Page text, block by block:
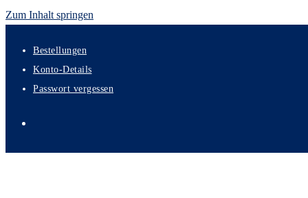
Zum Inhalt springen
Bestellungen
Konto-Details
Passwort vergessen